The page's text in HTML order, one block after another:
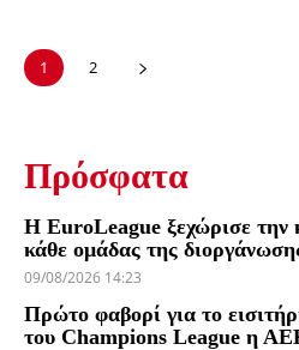
1 2
Πρόσφατα
Η EuroLeague ξεχώρισε την
κάθε ομάδας της
09/08/2026 14:23
Πρώτο φαβορί για το
του Champions League η